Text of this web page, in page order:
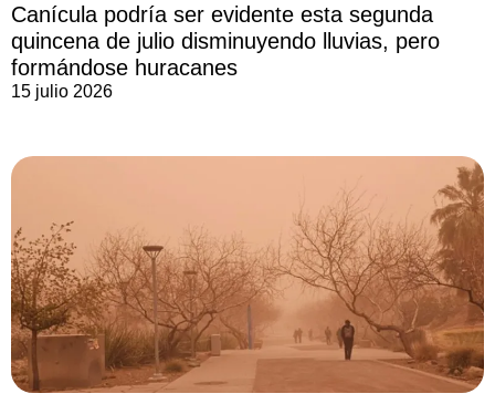
Canícula podría ser evidente esta segunda
quincena de julio disminuyendo lluvias, pero
formándose huracanes
15 julio 2026